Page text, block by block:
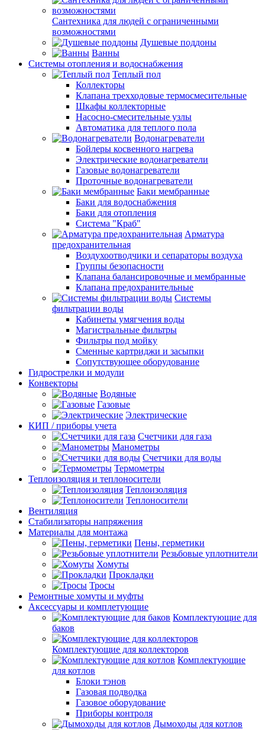
Сантехника для людей с ограниченными
возможностями
Душевые поддоны
Ванны
Системы отопления и водоснабжения
Теплый пол
Коллекторы
Клапана трехходовые термосмесительные
Шкафы коллекторные
Насосно-смесительные узлы
Автоматика для теплого пола
Водонагреватели
Бойлеры косвенного нагрева
Электрические водонагреватели
Газовые водонагреватели
Проточные водонагреватели
Баки мембранные
Баки для водоснабжения
Баки для отопления
Система "Краб"
Арматура
предохранительная
Воздухоотводчики и сепараторы воздуха
Группы безопасности
Клапана балансировочные и мембранные
Клапана предохранительные
Системы
фильтрации воды
Кабинеты умягчения воды
Магистральные фильтры
Фильтры под мойку
Сменные картриджи и засыпки
Сопутствующее оборудование
Гидрострелки и модули
Конвекторы
Водяные
Газовые
Электрические
КИП / приборы учета
Счетчики для газа
Манометры
Счетчики для воды
Термометры
Теплоизоляция и теплоносители
Теплоизоляция
Теплоносители
Вентиляция
Стабилизаторы напряжения
Материалы для монтажа
Пены, герметики
Резьбовые уплотнители
Хомуты
Прокладки
Тросы
Ремонтные хомуты и муфты
Аксессуары и комплетующие
Комплектующие для
баков
Комплектующие для коллекторов
Комплектующие
для котлов
Блоки тэнов
Газовая подводка
Газовое оборудование
Приборы контроля
Дымоходы для котлов